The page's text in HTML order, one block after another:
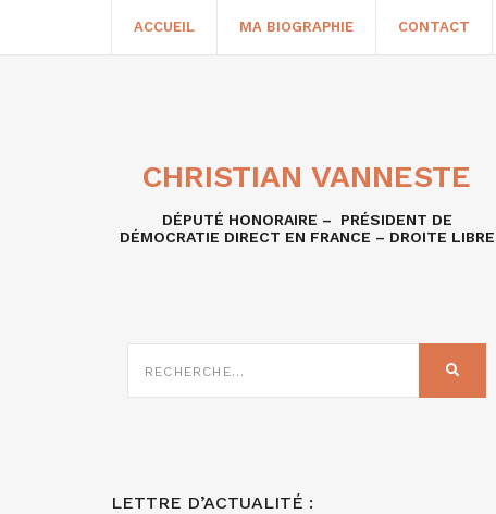
ACCUEIL MA BIOGRAPHIE CONTACT
CHRISTIAN VANNESTE
DÉPUTÉ HONORAIRE – PRÉSIDENT DE
DÉMOCRATIE DIRECT EN FRANCE – DROITE LIBRE
SUR
LETTRE D’ACTUALITÉ :